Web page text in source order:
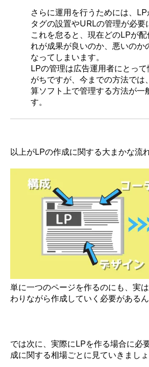
さらに運用を行うためには、
タグの設置やURLの管理が必要
これを怠ると、現在どのLPが
れが成果が良いのか、悪いのか
なってしまいます。
LPの管理は広告運用者にとって
がちですが、今までの方法では
算ソフト上で管理する方法が一
す。
以上がLPの作成に関する大まかな流
単に一つのページを作るのにも、実
わりながら作成していく必要があるん
では次に、実際にLPを作る場合に必
成に関する相場ごとに見ていきましょ